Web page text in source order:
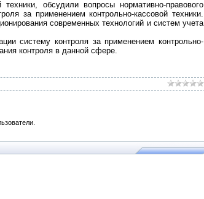
обсудили вопросы нормативно-правового
за применением контрольно-кассовой техники.
современных технологий и систем учета
систему контроля за применением контрольно-
контроля в данной сфере.